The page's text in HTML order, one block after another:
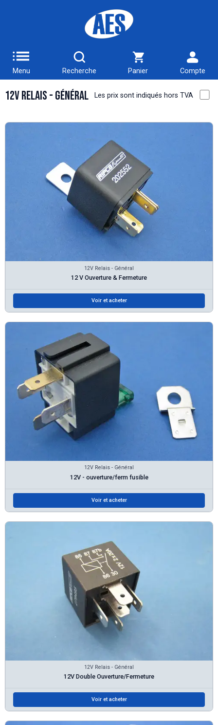
Menu Recherche Panier Compte
12V Relais - Général Les prix sont indiqués hors TVA
12V Relais - Général
12 V Ouverture & Fermeture
Voir et acheter
12V Relais - Général
12V - ouverture/ferm fusible
Voir et acheter
12V Relais - Général
12V Double Ouverture/Fermeture
Voir et acheter